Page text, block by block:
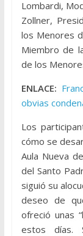
Lombardi,
Zollner,
los Menores
Miembro de
de los
ENLACE:
obvias
Los
cómo se
Aula Nueva
del Santo
siguió su
deseo de
ofreció unas
estos días.